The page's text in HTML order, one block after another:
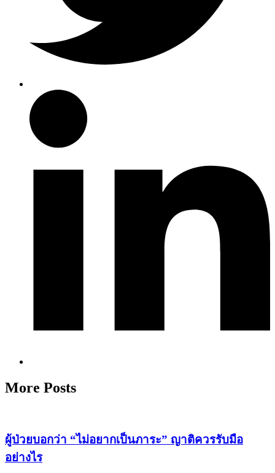
More Posts
ผู้ป่วยบอกว่า “ไม่อยากเป็นภาระ” ญาติควรรับมือ
อย่างไร